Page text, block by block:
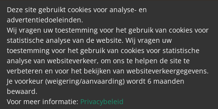
Erasme Ziekenhuis • Lenniksebaan 808 - 1070 Brussel
Toegankelijkheid
Contact
Cookies
Wettelijk vermeldingen
Deze site gebruikt cookies voor analyse- en
advertentiedoeleinden.
Wij vragen uw toestemming voor het gebruik van cookies voor
statistische analyse van de website. Wij vragen uw
toestemming voor het gebruik van cookies voor statistische
analyse van websiteverkeer, om ons te helpen de site te
verbeteren en voor het bekijken van websiteverkeergegevens.
Je voorkeur (weigering/aanvaarding) wordt 6 maanden
bewaard.
Voor meer informatie: Privacybeleid